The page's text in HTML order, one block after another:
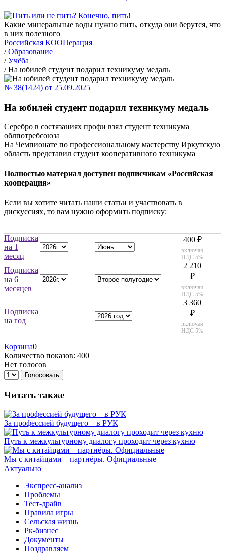
Какие минеральные воды нужно пить, откуда они берутся, что
в них полезного
Российская КООПерация
/ Образование
/ Учёба
/ На юбилей студент подарил техникуму медаль
№ 38(1424) от 25.09.2025
На юбилей студент подарил техникуму медаль
Серебро в состязаниях профи взял студент техникума
облпотребсоюза
На Чемпионате по профессиональному мастерству Иркутскую
область представил студент кооперативного техникума
Полностью материал доступен подписчикам «Российская
кооперация»
Если вы хотите читать наши статьи и участвовать в
дискуссиях, то вам нужно оформить подписку:
Подписка
на 1
месяц
400 ₽
включая
НДС 5%
Подписка
на 6
месяцев
2 210
₽
включая
НДС 5%
Подписка
на год
3 360
₽
включая
НДС 5%
Корзина0
Количество показов: 400
Нет голосов
Голосовать
Читать также
За профессией будущего – в РУК
Путь к межкультурному диалогу проходит через кухню
Мы с китайцами – партнёры. Официальные
Актуально
Экспресс-анализ
Проблемы
Тест-драйв
Правила игры
Сельская жизнь
Рк-бизнес
Документы
Поздравляем